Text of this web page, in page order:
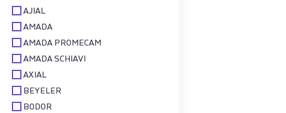
AJIAL
AMADA
AMADA PROMECAM
AMADA SCHIAVI
AXIAL
BEYELER
BODOR